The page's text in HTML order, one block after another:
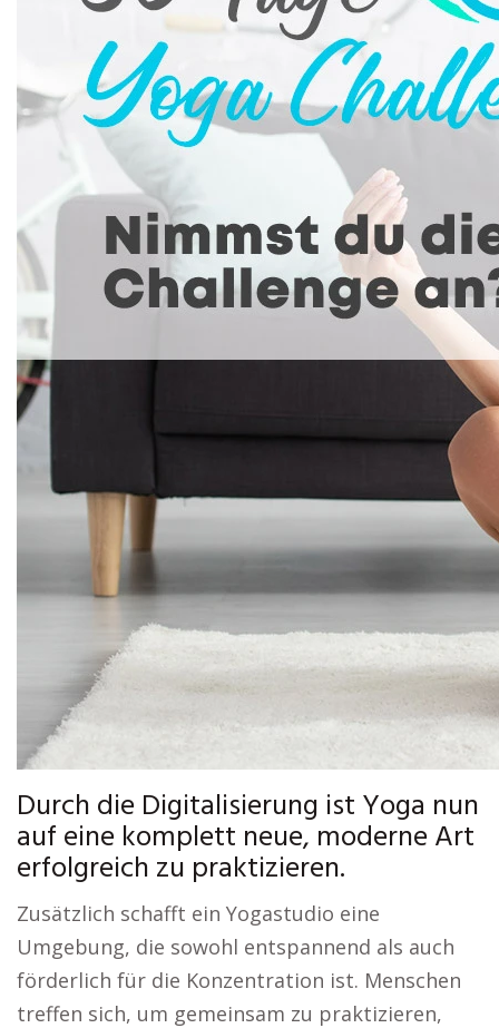
Durch die Digitalisierung ist Yoga nun
auf eine komplett neue, moderne Art
erfolgreich zu praktizieren.
Zusätzlich schafft ein Yogastudio eine
Umgebung, die sowohl entspannend als auch
förderlich für die Konzentration ist. Menschen
treffen sich, um gemeinsam zu praktizieren,